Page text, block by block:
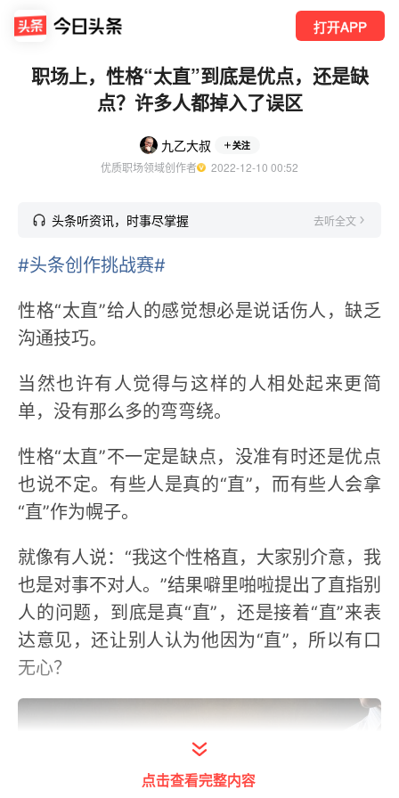
打开APP
职场上，性格“太直”到底是优点，还是缺
点？许多人都掉入了误区
九乙大叔 关注
优质职场领域创作者
  2022-12-10 00:52
头条听资讯，时事尽掌握 去听全文
#头条创作挑战赛#
性格“太直”给人的感觉想必是说话伤人，缺乏
沟通技巧。
当然也许有人觉得与这样的人相处起来更简
单，没有那么多的弯弯绕。
性格“太直”不一定是缺点，没准有时还是优点
也说不定。有些人是真的“直”，而有些人会拿
“直”作为幌子。
就像有人说：“我这个性格直，大家别介意，我
也是对事不对人。”结果噼里啪啦提出了直指别
人的问题，到底是真“直”，还是接着“直”来表
达意见，还让别人认为他因为“直”，所以有口
无心？
点击查看完整内容